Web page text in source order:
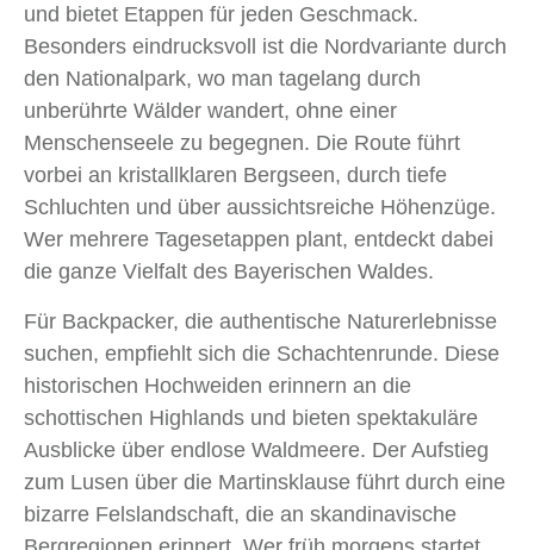
und bietet Etappen für jeden Geschmack.
Besonders eindrucksvoll ist die Nordvariante durch
den Nationalpark, wo man tagelang durch
unberührte Wälder wandert, ohne einer
Menschenseele zu begegnen. Die Route führt
vorbei an kristallklaren Bergseen, durch tiefe
Schluchten und über aussichtsreiche Höhenzüge.
Wer mehrere Tagesetappen plant, entdeckt dabei
die ganze Vielfalt des Bayerischen Waldes.
Für Backpacker, die authentische Naturerlebnisse
suchen, empfiehlt sich die Schachtenrunde. Diese
historischen Hochweiden erinnern an die
schottischen Highlands und bieten spektakuläre
Ausblicke über endlose Waldmeere. Der Aufstieg
zum Lusen über die Martinsklause führt durch eine
bizarre Felslandschaft, die an skandinavische